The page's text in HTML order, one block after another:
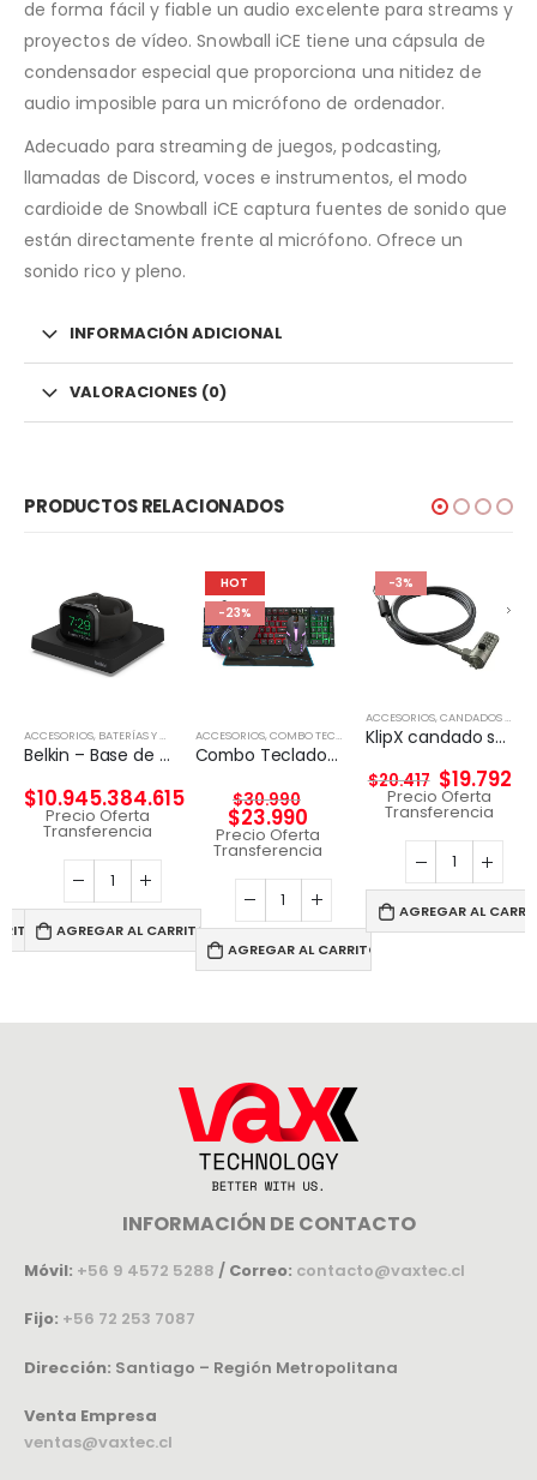
de forma fácil y fiable un audio excelente para streams y
proyectos de vídeo. Snowball iCE tiene una cápsula de
condensador especial que proporciona una nitidez de
audio imposible para un micrófono de ordenador.
Adecuado para streaming de juegos, podcasting,
llamadas de Discord, voces e instrumentos, el modo
cardioide de Snowball iCE captura fuentes de sonido que
están directamente frente al micrófono. Ofrece un
sonido rico y pleno.
INFORMACIÓN ADICIONAL
VALORACIONES (0)
PRODUCTOS RELACIONADOS
ACCESORIOS, BATERÍAS Y CARGADORES
Belkin – Base de carga inalámbrica – Fast Charge – negro – para Apple Watch
$10.945.384.615
Precio Oferta
Transferencia
AGREGAR AL CARRITO
HOT
-23%
ACCESORIOS,COMBO TECLADO Y MOUSE
Combo Teclado y Mouse RGB 3DFX KIT GAMER 4en1
$30.990
$23.990
Precio Oferta
Transferencia
AGREGAR AL CARRITO
-3%
ACCESORIOS,CANDADOS DE SEGURIDAD
KlipX candado seguridad con clave slot tipo WEDGE 2mts largo
$20.417 $19.792
Precio Oferta
Transferencia
AGREGAR AL
INFORMACIÓN DE CONTACTO
Móvil: +56 9 4572 5288 / Correo: contacto@vaxtec.cl
Fijo: +56 72 253 7087
Dirección: Santiago – Región Metropolitana
Venta Empresa
ventas@vaxtec.cl